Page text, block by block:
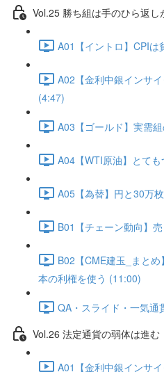
Vol.25 勝ち組は手のひら返し
A01【イントロ】CPI
A02【金利中銀インサ
(4:47)
A03【ゴールド】実需
A04【WTI原油】とて
A05【為替】円と30万
B01【チェーン動向】
B02【CME建玉_まと
本の利権を使う (11:00)
QA・スライド・一気通
Vol.26 法定通貨の弱体は進む
A01【金利中銀インサ